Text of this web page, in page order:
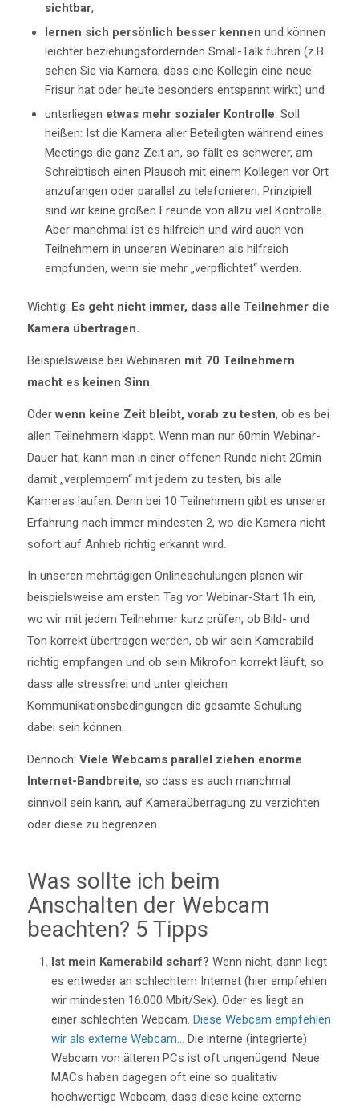
sichtbar,
lernen sich persönlich besser kennen und können
leichter beziehungsfördernden Small-Talk führen (z.B.
sehen Sie via Kamera, dass eine Kollegin eine neue
Frisur hat oder heute besonders entspannt wirkt) und
unterliegen etwas mehr sozialer Kontrolle. Soll
heißen: Ist die Kamera aller Beteiligten während eines
Meetings die ganz Zeit an, so fällt es schwerer, am
Schreibtisch einen Plausch mit einem Kollegen vor Ort
anzufangen oder parallel zu telefonieren. Prinzipiell
sind wir keine großen Freunde von allzu viel Kontrolle.
Aber manchmal ist es hilfreich und wird auch von
Teilnehmern in unseren Webinaren als hilfreich
empfunden, wenn sie mehr „verpflichtet“ werden.
Wichtig: Es geht nicht immer, dass alle Teilnehmer die
Kamera übertragen.
Beispielsweise bei Webinaren mit 70 Teilnehmern
macht es keinen Sinn.
Oderwenn keine Zeit bleibt, vorab zu testen, ob es bei
allen Teilnehmern klappt. Wenn man nur 60min Webinar-
Dauer hat, kann man in einer offenen Runde nicht 20min
damit „verplempern“ mit jedem zu testen, bis alle
Kameras laufen. Denn bei 10 Teilnehmern gibt es unserer
Erfahrung nach immer mindesten 2, wo die Kamera nicht
sofort auf Anhieb richtig erkannt wird.
In unseren mehrtägigen Onlineschulungen planen wir
beispielsweise am ersten Tag vor Webinar-Start 1h ein,
wo wir mit jedem Teilnehmer kurz prüfen, ob Bild- und
Ton korrekt übertragen werden, ob wir sein Kamerabild
richtig empfangen und ob sein Mikrofon korrekt läuft, so
dass alle stressfrei und unter gleichen
Kommunikationsbedingungen die gesamte Schulung
dabei sein können.
Dennoch: Viele Webcams parallel ziehen enorme
Internet-Bandbreite, so dass es auch manchmal
sinnvoll sein kann, auf Kameraüberragung zu verzichten
oder diese zu begrenzen.
Was sollte ich beim
Anschalten der Webcam
beachten? 5 Tipps
Ist mein Kamerabild scharf? Wenn nicht, dann liegt
es entweder an schlechtem Internet (hier empfehlen
wir mindesten 16.000 Mbit/Sek). Oder es liegt an
einer schlechten Webcam. Diese Webcam empfehlen
wir als externe Webcam… Die interne (integrierte)
Webcam von älteren PCs ist oft ungenügend. Neue
MACs haben dagegen oft eine so qualitativ
hochwertige Webcam, dass diese keine externe